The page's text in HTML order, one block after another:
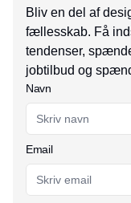
Bliv en del af
fællesskab. Få
tendenser,
jobtilbud og
Navn
Email